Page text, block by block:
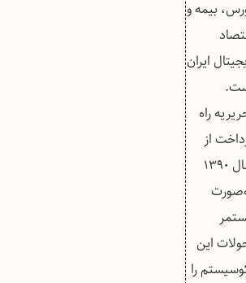
بیمه و
ایران
راه
از
سال ۱۳۹۰
این
را